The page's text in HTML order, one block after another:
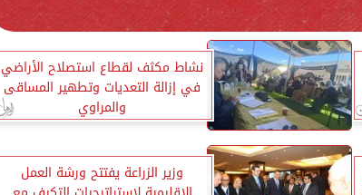
نشاط مكثف لقطاع استصلاح الأراضي
في إزالة التعديات وتطهير المساقى
والمراوي
وزير الزراعة يفتتح ورشة العمل